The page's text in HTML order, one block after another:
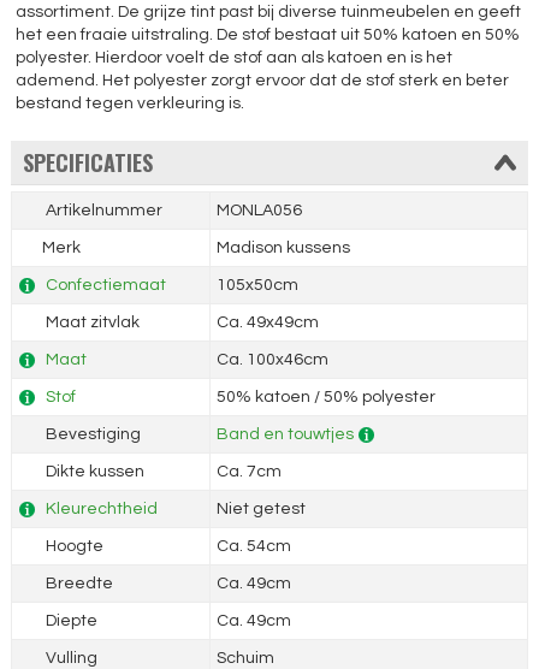
assortiment. De grijze tint past bij diverse tuinmeubelen en geeft
het een fraaie uitstraling. De stof bestaat uit 50% katoen en 50%
polyester. Hierdoor voelt de stof aan als katoen en is het
ademend. Het polyester zorgt ervoor dat de stof sterk en beter
bestand tegen verkleuring is.
SPECIFICATIES
Artikelnummer MONLA056
Merk Madison kussens
Confectiemaat 105x50cm
Maat zitvlak Ca. 49x49cm
Maat Ca. 100x46cm
Stof 50% katoen / 50% polyester
Bevestiging Band en touwtjes
Dikte kussen Ca. 7cm
Kleurechtheid Niet getest
Hoogte Ca. 54cm
Breedte Ca. 49cm
Diepte Ca. 49cm
Vulling Schuim